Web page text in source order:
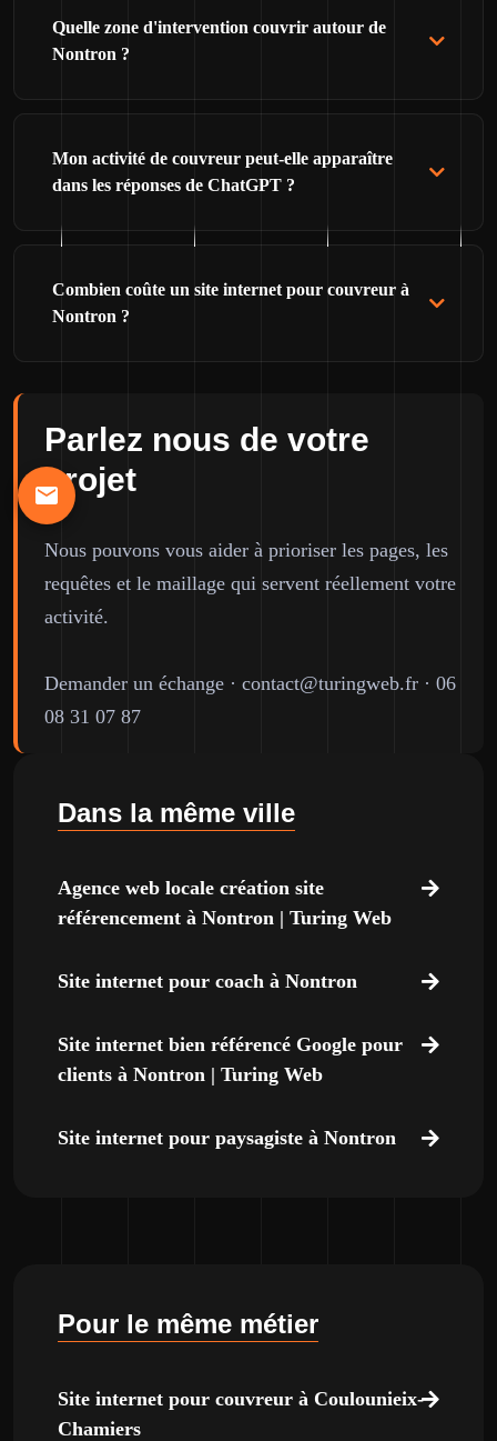
Quelle zone d'intervention couvrir autour de
Nontron ?
Mon activité de couvreur peut-elle apparaître
dans les réponses de ChatGPT ?
Combien coûte un site internet pour couvreur à
Nontron ?
Parlez nous de votre
projet
Nous pouvons vous aider à prioriser les pages, les
requêtes et le maillage qui servent réellement votre
activité.
Demander un échange · contact@turingweb.fr · 06
08 31 07 87
Dans la même ville
Agence web locale création site
référencement à Nontron | Turing Web
Site internet pour coach à Nontron
Site internet bien référencé Google pour
clients à Nontron | Turing Web
Site internet pour paysagiste à Nontron
Pour le même métier
Site internet pour couvreur à Coulounieix-
Chamiers